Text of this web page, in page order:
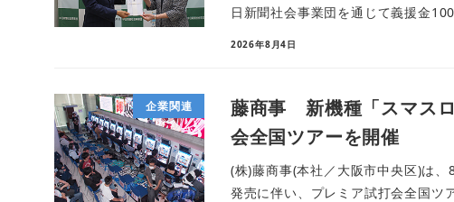
日新聞社会事業団を通じて義援金
2026年8月4日
企業関連
藤商事 新機種「スマス
会全国ツアーを開催
(株)藤商事(本社／大阪市中央区)は
発売に伴い、プレミア試打会全国ツ